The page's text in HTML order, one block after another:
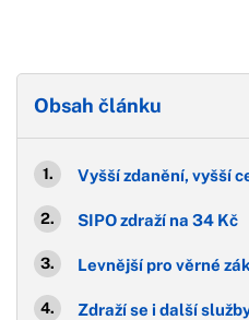
Obsah článku
Vyšší zdanění, vyšší
SIPO zdraží na 34 Kč
Levnější pro věrné
Zdraží se i další